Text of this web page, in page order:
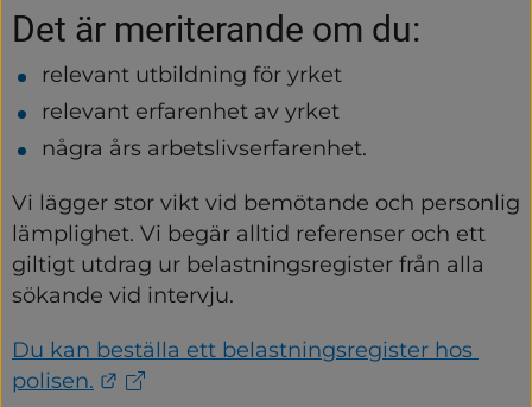
Det är meriterande om du:
relevant utbildning för yrket
relevant erfarenhet av yrket
några års arbetslivserfarenhet.
Vi lägger stor vikt vid bemötande och personlig
lämplighet. Vi begär alltid referenser och ett
giltigt utdrag ur belastningsregister från alla
sökande vid intervju.
Du kan beställa ett belastningsregister hos
polisen.
Länk till annan webbplats.